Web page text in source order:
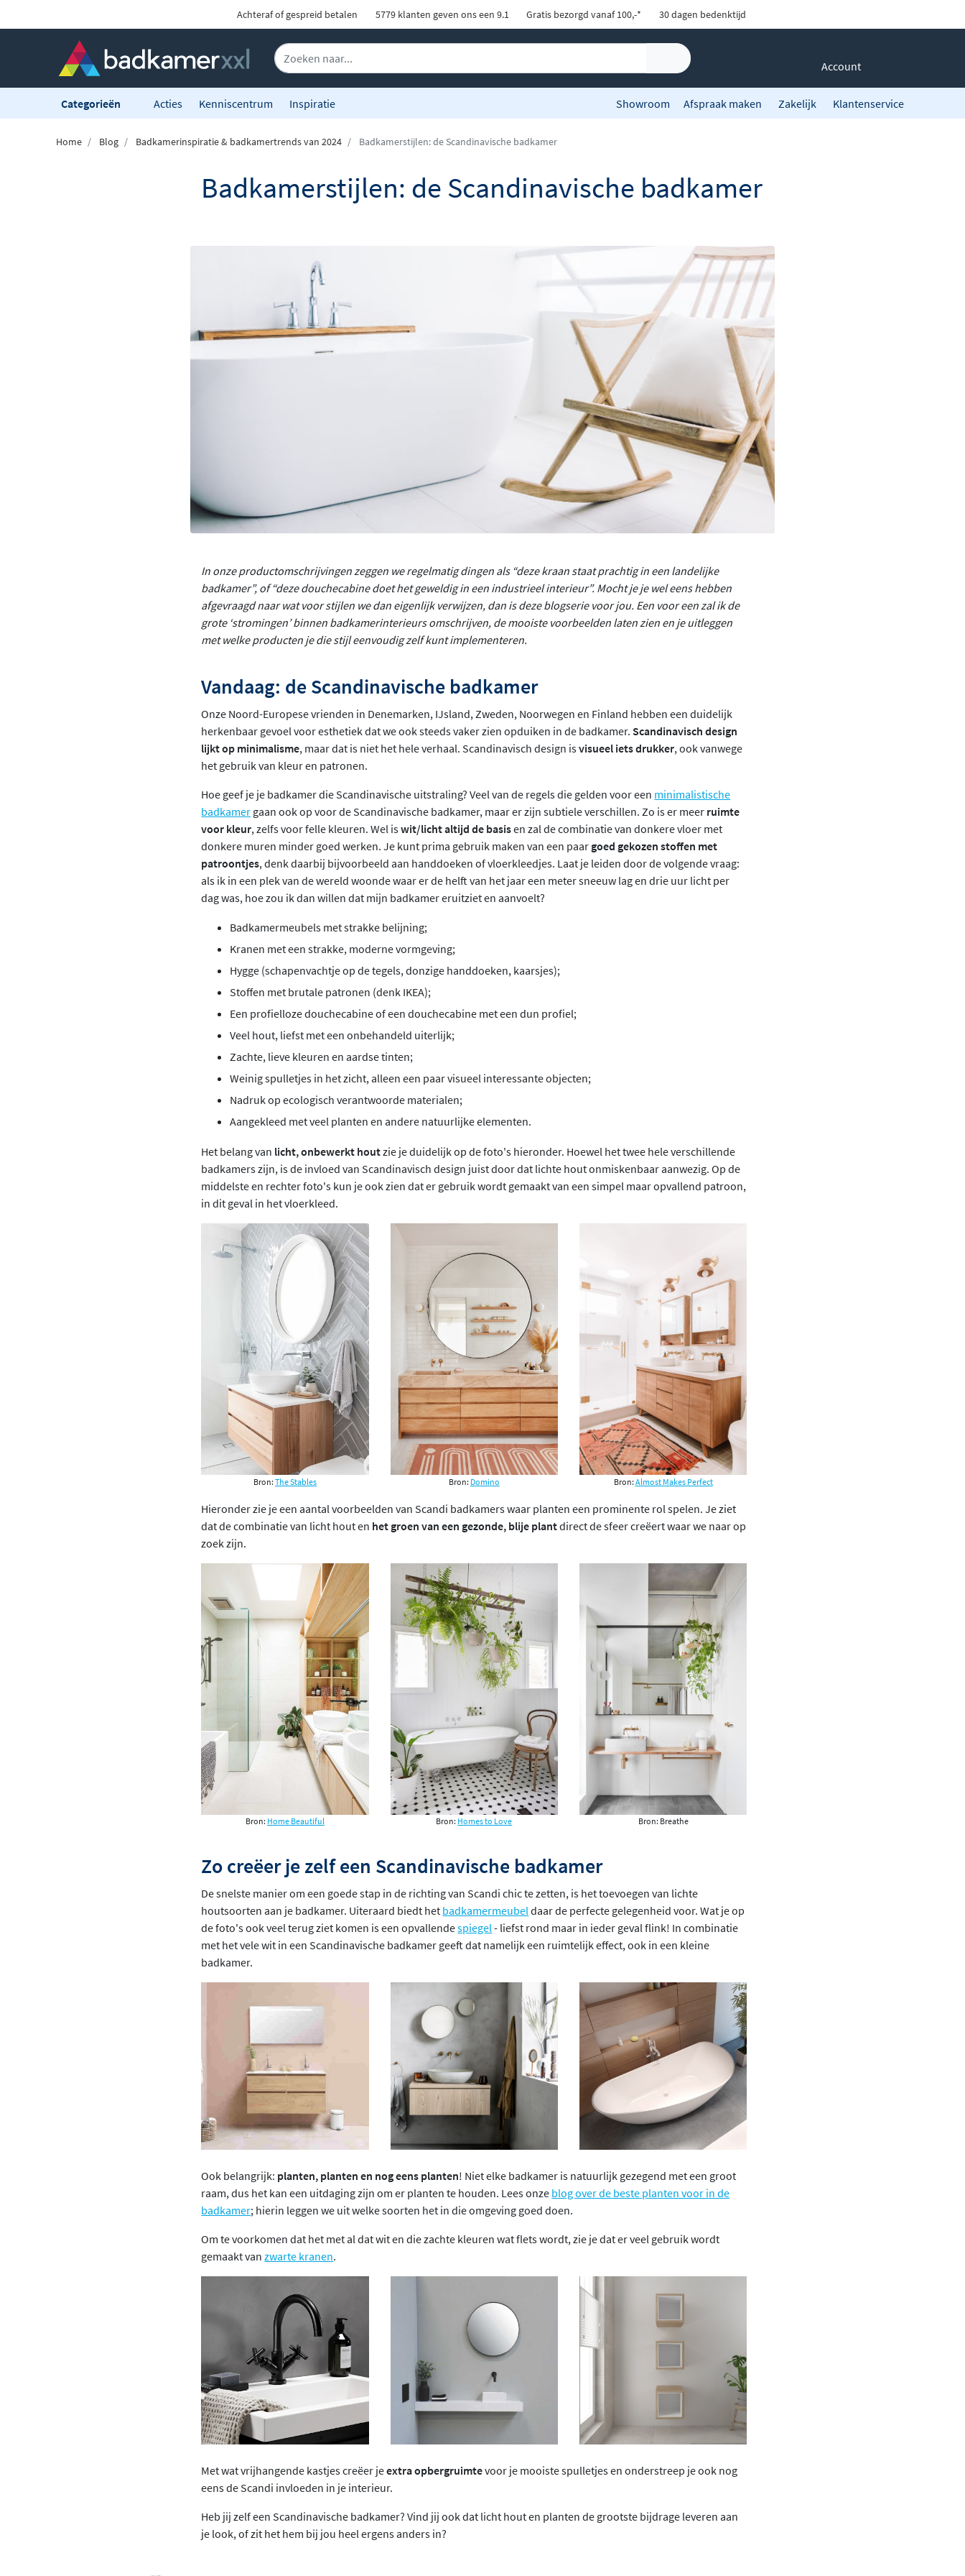
Achteraf of gespreid betalen 5779 klanten geven ons een 9.1 Gratis bezorgd vanaf 100,-* 30 dagen bedenktijd
Account
Categorieën Acties Kenniscentrum Inspiratie Showroom Afspraak maken Zakelijk Klantenservice
Home Blog Badkamerinspiratie & badkamertrends van 2024 Badkamerstijlen: de Scandinavische badkamer
Badkamerstijlen: de Scandinavische badkamer
In onze productomschrijvingen zeggen we regelmatig dingen als “deze kraan staat prachtig in een landelijke
badkamer”, of “deze douchecabine doet het geweldig in een industrieel interieur”. Mocht je je wel eens hebben
afgevraagd naar wat voor stijlen we dan eigenlijk verwijzen, dan is deze blogserie voor jou. Een voor een zal ik de
grote ‘stromingen’ binnen badkamerinterieurs omschrijven, de mooiste voorbeelden laten zien en je uitleggen
met welke producten je die stijl eenvoudig zelf kunt implementeren.
Vandaag: de Scandinavische badkamer
Onze Noord-Europese vrienden in Denemarken, IJsland, Zweden, Noorwegen en Finland hebben een duidelijk
herkenbaar gevoel voor esthetiek dat we ook steeds vaker zien opduiken in de badkamer.Scandinavisch design
lijkt op minimalisme, maar dat is niet het hele verhaal. Scandinavisch design isvisueel iets drukker, ook vanwege
het gebruik van kleur en patronen.
Hoe geef je je badkamer die Scandinavische uitstraling? Veel van de regels die gelden voor een minimalistische
badkamer gaan ook op voor de Scandinavische badkamer, maar er zijn subtiele verschillen. Zo is er meer ruimte
voor kleur, zelfs voor felle kleuren. Wel iswit/licht altijd de basisen zal de combinatie van donkere vloer met
donkere muren minder goed werken. Je kunt prima gebruik maken van een paar goed gekozen stoffen met
patroontjes, denk daarbij bijvoorbeeld aan handdoeken of vloerkleedjes. Laat je leiden door de volgende vraag:
als ik in een plek van de wereld woonde waar er de helft van het jaar een meter sneeuw lag en drie uur licht per
dag was, hoe zou ik dan willen dat mijn badkamer eruitziet en aanvoelt?
Badkamermeubels met strakke belijning;
Kranen met een strakke, moderne vormgeving;
Hygge (schapenvachtje op de tegels, donzige handdoeken, kaarsjes);
Stoffen met brutale patronen (denk IKEA);
Een profielloze douchecabine of een douchecabine met een dun profiel;
Veel hout, liefst met een onbehandeld uiterlijk;
Zachte, lieve kleuren en aardse tinten;
Weinig spulletjes in het zicht, alleen een paar visueel interessante objecten;
Nadruk op ecologisch verantwoorde materialen;
Aangekleed met veel planten en andere natuurlijke elementen.
Het belang van licht, onbewerkt houtzie je duidelijk op de foto's hieronder. Hoewel het twee hele verschillende
badkamers zijn, is de invloed van Scandinavisch design juist door dat lichte hout onmiskenbaar aanwezig. Op de
middelste en rechter foto's kun je ook zien dat er gebruik wordt gemaakt van een simpel maar opvallend patroon,
in dit geval in het vloerkleed.
Bron: The Stables Bron: Domino Bron: Almost Makes Perfect
Hieronder zie je een aantal voorbeelden van Scandi badkamers waar planten een prominente rol spelen. Je ziet
dat de combinatie van licht hout en het groen van een gezonde, blije plantdirect de sfeer creëert waar we naar op
zoek zijn.
Bron: Home Beautiful Bron: Homes to Love Bron: Breathe
Zo creëer je zelf een Scandinavische badkamer
De snelste manier om een goede stap in de richting van Scandi chic te zetten, is het toevoegen van lichte
houtsoorten aan je badkamer. Uiteraard biedt het badkamermeubeldaar de perfecte gelegenheid voor. Wat je op
de foto's ook veel terug ziet komen is een opvallendespiegel- liefst rond maar in ieder geval flink! In combinatie
met het vele wit in een Scandinavische badkamer geeft dat namelijk een ruimtelijk effect, ook in een kleine
badkamer.
Ook belangrijk: planten, planten en nog eens planten! Niet elke badkamer is natuurlijk gezegend met een groot
raam, dus het kan een uitdaging zijn om er planten te houden. Lees onze blog over de beste planten voor in de
badkamer; hierin leggen we uit welke soorten het in die omgeving goed doen.
Om te voorkomen dat het met al dat wit en die zachte kleuren wat flets wordt, zie je dat er veel gebruik wordt
gemaakt vanzwarte kranen.
Met wat vrijhangende kastjes creëer jeextra opbergruimtevoor je mooiste spulletjes en onderstreep je ook nog
eens de Scandi invloeden in je interieur.
Heb jij zelf een Scandinavische badkamer? Vind jij ook dat licht hout en planten de grootste bijdrage leveren aan
je look, of zit het hem bij jou heel ergens anders in?